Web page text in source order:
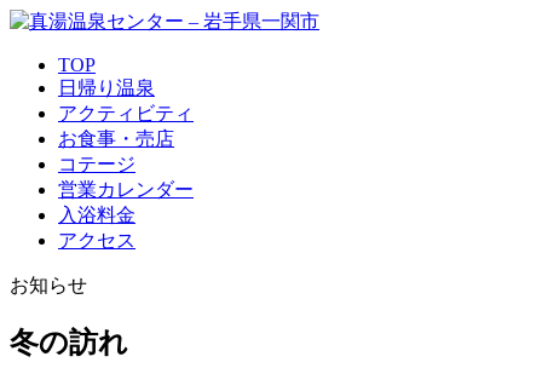
TOP
日帰り温泉
アクティビティ
お食事・売店
コテージ
営業カレンダー
入浴料金
アクセス
お知らせ
冬の訪れ